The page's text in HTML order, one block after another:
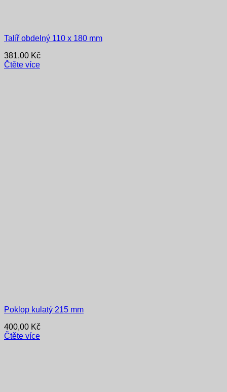
Talíř obdelný 110 x 180 mm
381,00 Kč
Čtěte více
Poklop kulatý 215 mm
400,00 Kč
Čtěte více